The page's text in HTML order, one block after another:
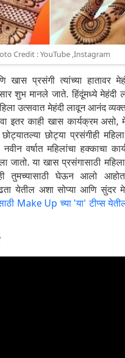
Credit : YouTube ,Instagram
खास प्रसंगी त्यांच्या हातावर
शुभ मानले जाते. हिंदूंमध्ये मेहंदी
उत्सवात मेहंदी लावून आनंद
इतर काही खास कार्यक्रम असो,
छोट्या प्रसंगीही
वर्षात महिलांचा हक्काचा
जातो. या खास प्रसंगासाठी
तुमच्यासाठी घेऊन आलो
येतील अशा सोप्या आणि सुंदर
Make Up च्या 'या' टीप्स